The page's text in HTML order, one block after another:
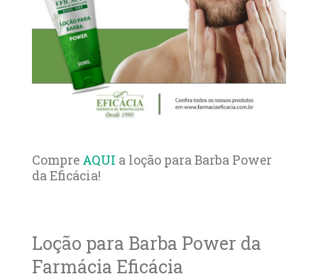
Compre AQUI a loção para Barba Power
da Eficácia!
Loção para Barba Power da
Farmácia Eficácia